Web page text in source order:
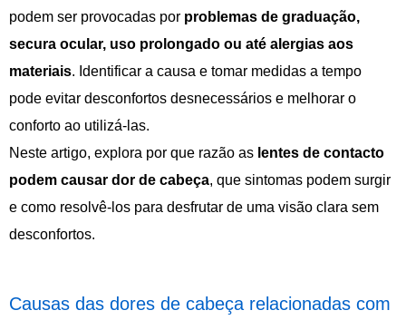
podem ser provocadas por problemas de graduação,
secura ocular, uso prolongado ou até alergias aos
materiais. Identificar a causa e tomar medidas a tempo
pode evitar desconfortos desnecessários e melhorar o
conforto ao utilizá-las.
Neste artigo, explora por que razão as lentes de contacto
podem causar dor de cabeça, que sintomas podem surgir
e como resolvê-los para desfrutar de uma visão clara sem
desconfortos.
Causas das dores de cabeça relacionadas com